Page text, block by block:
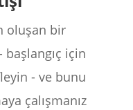
oluşan bir
başlangıç için
- ve bunu
çalışmanız